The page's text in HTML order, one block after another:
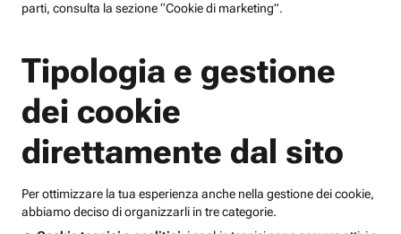
parti, consulta la sezione “Cookie di marketing”.
Tipologia e gestione
dei cookie
direttamente dal sito
Per ottimizzare la tua esperienza anche nella gestione dei cookie,
abbiamo deciso di organizzarli in tre categorie.